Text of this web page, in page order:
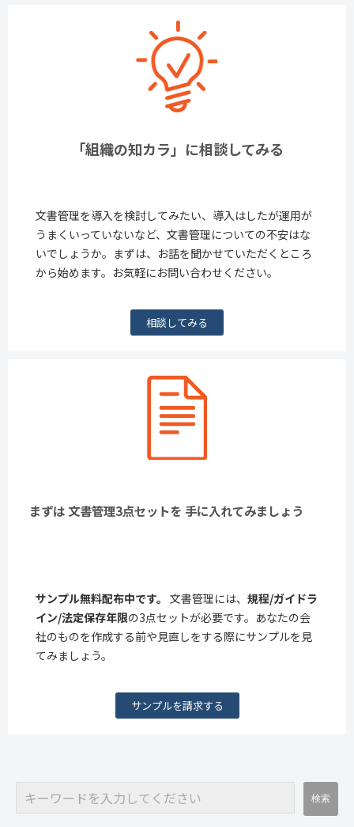
「組織の知カラ」に相談してみる
文書管理を導入を検討してみたい、導入はしたが運用が
うまくいっていないなど、文書管理についての不安はな
いでしょうか。まずは、お話を聞かせていただくところ
から始めます。お気軽にお問い合わせください。
相談してみる
まずは 文書管理3点セットを 手に入れてみましょう
サンプル無料配布中です。 文書管理には、 規程/ガイドラ
イン/法定保存年限の3点セットが必要です。あなたの会
社のものを作成する前や見直しをする際にサンプルを見
てみましょう。
サンプルを請求する